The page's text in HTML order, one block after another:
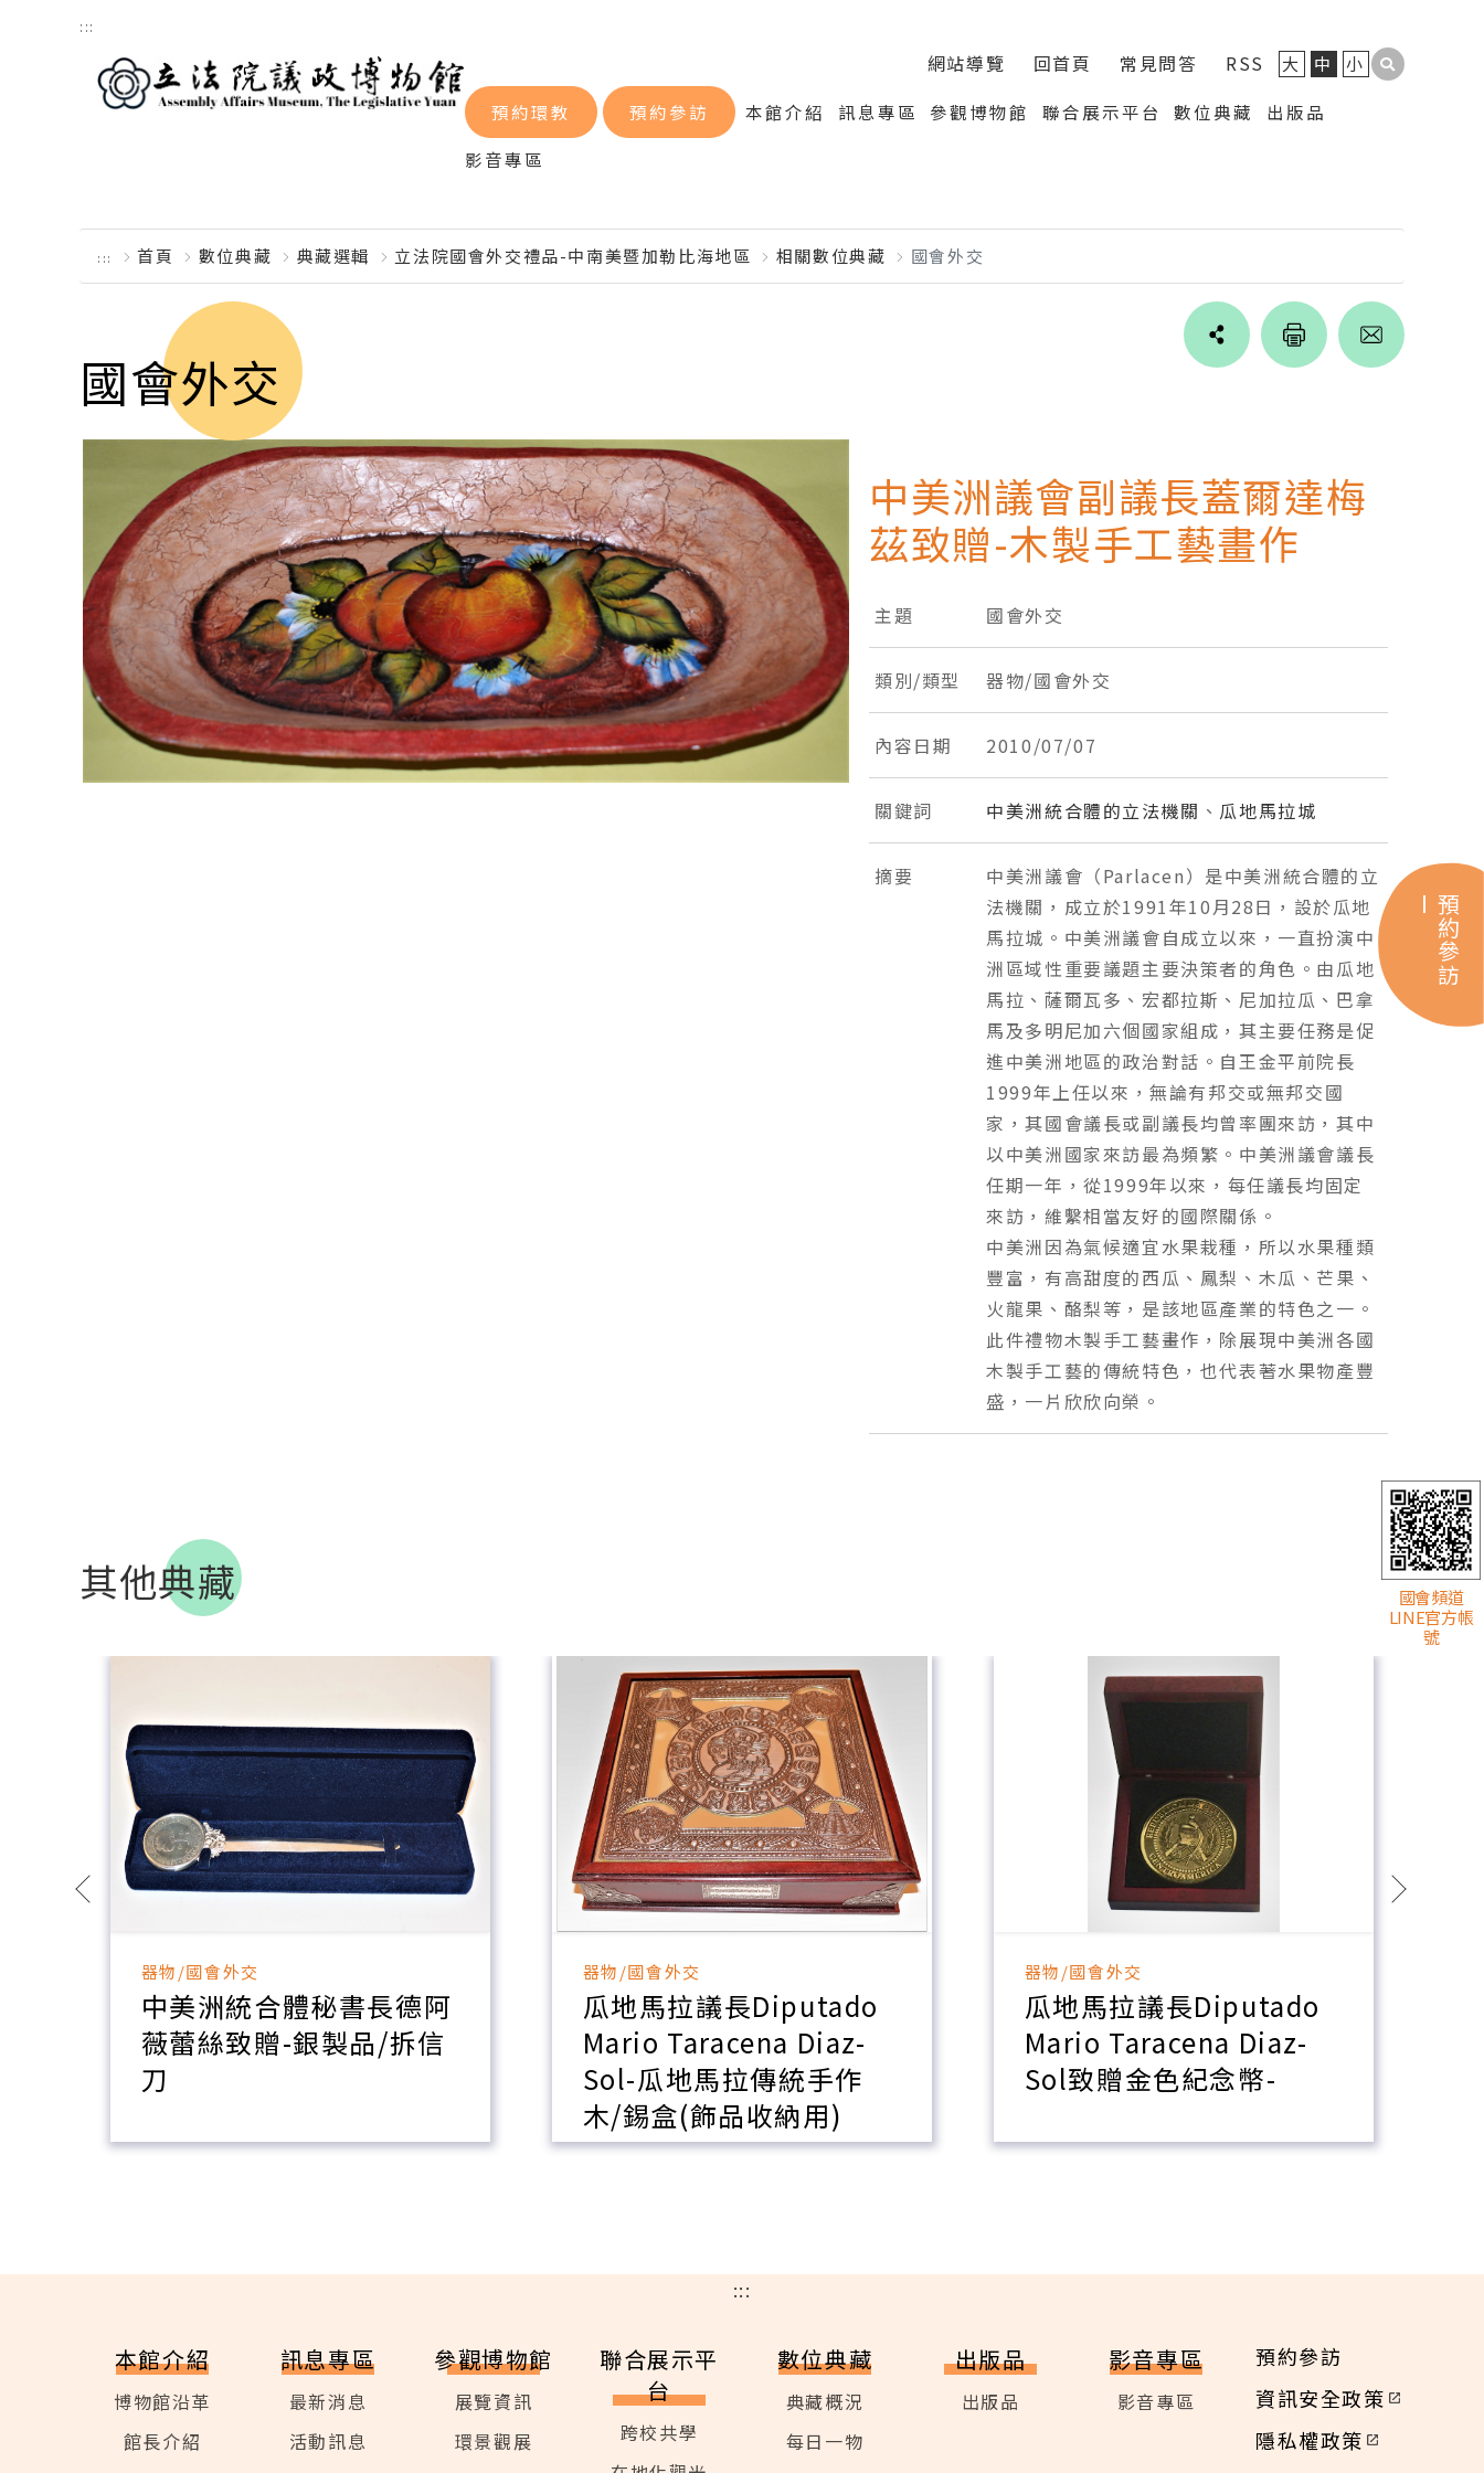
跳到主要內容區塊
:::
網站導覽 回首頁 常見問答 RSS 大 中 小
預約環教 預約參訪 本館介紹 訊息專區 參觀博物館 聯合展示平台 數位典藏
出版品
影音專區
::: 首頁 數位典藏 典藏選輯 立法院國會外交禮品-中南美暨加勒比海地區 相關數位典藏 國會外交
國會外交
Line
中美洲議會副議長蓋爾達梅
茲致贈-木製手工藝畫作
主題 國會外交
類別/類型 器物/國會外交
內容日期 2010/07/07
關鍵詞 中美洲統合體的立法機關 、 瓜地馬拉城
摘要
中美洲議會（Parlacen）是中美洲統合體的立
法機關，成立於1991年10月28日，設於瓜地
馬拉城。中美洲議會自成立以來，一直扮演中
洲區域性重要議題主要決策者的角色。由瓜地
馬拉、薩爾瓦多、宏都拉斯、尼加拉瓜、巴拿
馬及多明尼加六個國家組成，其主要任務是促
進中美洲地區的政治對話。自王金平前院長
1999年上任以來，無論有邦交或無邦交國
家，其國會議長或副議長均曾率團來訪，其中
以中美洲國家來訪最為頻繁。中美洲議會議長
任期一年，從1999年以來，每任議長均固定
來訪，維繫相當友好的國際關係。
中美洲因為氣候適宜水果栽種，所以水果種類
豐富，有高甜度的西瓜、鳳梨、木瓜、芒果、
火龍果、酪梨等，是該地區產業的特色之一。
此件禮物木製手工藝畫作，除展現中美洲各國
木製手工藝的傳統特色，也代表著水果物產豐
其他典藏
器物/國會外交
中美洲統合體秘書長德阿
薇蕾絲致贈-銀製品/拆信
刀
器物/國會外交
瓜地馬拉議長Diputado
Mario Taracena Diaz-
Sol-瓜地馬拉傳統手作
木/錫盒(飾品收納用)
器物/國會外交
瓜地馬拉議長Diputado
Mario Taracena Diaz-
Sol致贈金色紀念幣-
:::
本館介紹
博物館沿革
館長介紹
訊息專區
最新消息
活動訊息
參觀博物館
展覽資訊
環景觀展
聯合展示平
台
跨校共學
數位典藏
典藏概況
每日一物
出版品
出版品
影音專區
影音專區
預約參訪
資訊安全政策
隱私權政策
預約參訪
國會頻道
LINE官方帳
號